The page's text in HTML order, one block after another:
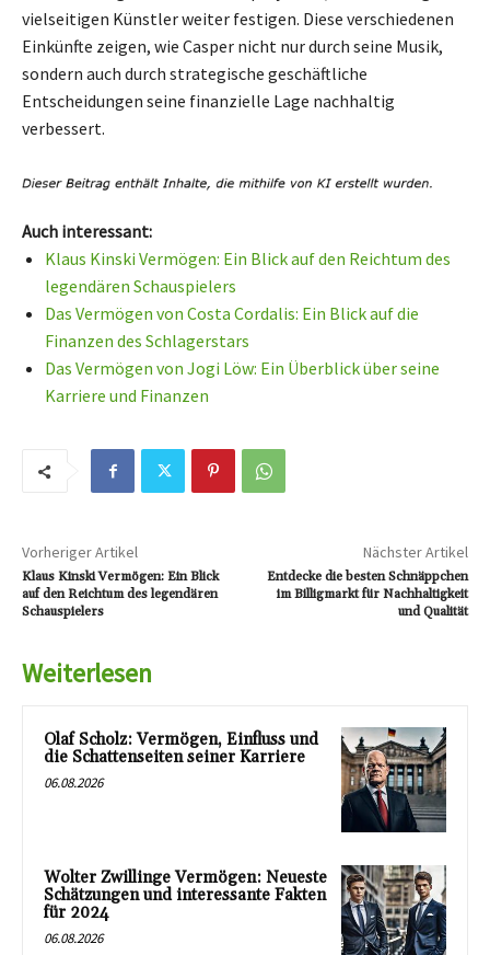
vielseitigen Künstler weiter festigen. Diese verschiedenen
Einkünfte zeigen, wie Casper nicht nur durch seine Musik,
sondern auch durch strategische geschäftliche
Entscheidungen seine finanzielle Lage nachhaltig
verbessert.
Auch interessant:
Klaus Kinski Vermögen: Ein Blick auf den Reichtum des
legendären Schauspielers
Das Vermögen von Costa Cordalis: Ein Blick auf die
Finanzen des Schlagerstars
Das Vermögen von Jogi Löw: Ein Überblick über seine
Karriere und Finanzen
Vorheriger Artikel
Klaus Kinski Vermögen: Ein Blick
auf den Reichtum des legendären
Schauspielers
Nächster Artikel
Entdecke die besten Schnäppchen
im Billigmarkt für Nachhaltigkeit
und Qualität
Weiterlesen
Olaf Scholz: Vermögen, Einfluss und
die Schattenseiten seiner Karriere
06.08.2026
Wolter Zwillinge Vermögen: Neueste
Schätzungen und interessante Fakten
für 2024
06.08.2026